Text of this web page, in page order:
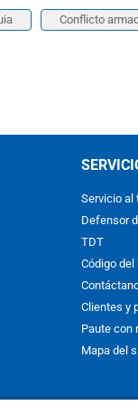
Conflicto
Servicio al
Defensor
TDT
Código del
Clientes y
Paute con
Mapa del